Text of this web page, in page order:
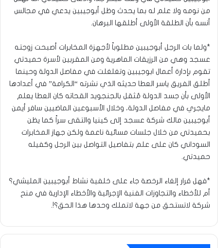
من نومه ولا علم له بما يحدث وظل أبوجيبين يدعي في مجالس
أنسه بأن الطلقة الأولى أطلقها البرهان.
*ولما بات الرجل أبوجيبين مطلوباً لأجهزة المخابرات أصبحت زوجته
عسجد وهي من الرزيقات الماهرية ومن المقربين لأسرة حميدتي
تقوم بإدارة أعمال ابوجيبين وتغلغلت في مفاصل الدولة وحينما
أطلق الفريق ياسر العطا حديثه الذي نشرته “الكرامة” في أعدادها
الأولى بأن جسد الدولة مُثقل بالجنجويد القحاته كان العطا يعلم
مايجري في مفاصل الدولة، وخلال الأسبوعين الماضيين سافر أيمن
أبوجيبين مالك شركة عسجد إلى كينيا والتقى سراً كما يظن
بحميدتي من خلال جلسات مسائية ناعمة ولكن جهاز المخابرات
السوداني كان على علم بتفاصيل التواصل بين الرجل وكفيله
حميدتي.
*فهل قرار إلغاء الرخصة جاء على خلفية نشاط أبوجيبين المليشي؟
أم للأخطاء والتجاوزات الفنية الإجرائية والأخطاء الإدارية في منح
شركة لاتستحق من جهة لاتملك وحدها هذا الحق؟!.